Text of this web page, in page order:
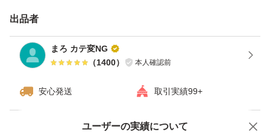
出品者
まろ カテ変NG
（1400） 本人確認前
安心発送 取引実績99+
ユーザーの実績について
価格の相談 商品への質問